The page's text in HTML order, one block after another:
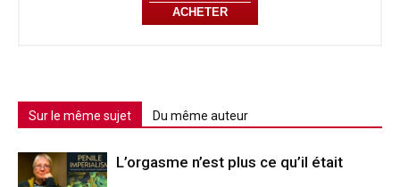
ACHETER
Sur le même sujet Du même auteur
L’orgasme n’est plus ce qu’il était